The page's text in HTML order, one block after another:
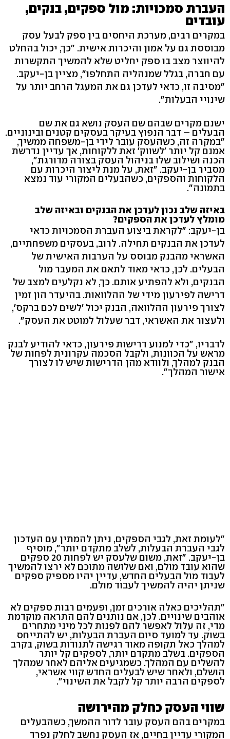
העברת סמכויות: מול ספקים, בנקים,
עובדים
במקרים רבים, מערכת היחסים בין ספק לבעל עסק
מבוססת גם על אמון והיכרות אישית. "כך, יכול בהחלט
להיווצר מצב בו ספק יחליט שלא להמשיך התקשרות
עם חברה, בגלל שמנהליה התחלפו", מציין בן-יעקב.
"מסיבה זו, כדאי לעדכן גם את המעגל הרחב יותר על
שינויי הבעלות".
ישנם מקרים שבהם שם העסק נושא גם את שם
הבעלים – דבר הנפוץ בעיקר בעסקים קטנים ובינוניים.
"במקרה זה, כשהעסק עובר לידי בן-משפחה ממשיך,
אמנם קל יותר 'לשווק' זאת ללקוחות, אך עדיין נדרשת
הכנה ושילוב שלו בניהול העסק בצורה מדורגת",
מסביר בן-יעקב. "זאת, על מנת ליצור היכרות עם
הלקוחות והספקים, כשהבעלים המקורי עוד נמצא
בתמונה".
באיזה שלב נכון לעדכן את הבנקים ובאיזה שלב
מומלץ לעדכן את הספקים?
בן-יעקב: "לקראת ביצוע העברת הסמכויות כדאי
לעדכן את הבנקים תחילה. לרוב, בעסקים משפחתיים,
האשראי מהבנק מבוסס על הערבות האישית של
הבעלים. לכן, כדאי מאוד לתאם את המעבר מול
הבנקים, ולא להפתיע אותם. כך, לא נקלעים למצב של
דרישה לפירעון מידי של ההלוואות. בהיעדר הון זמין
לצורך פירעון ההלוואה, הבנק יכול 'לשים לכם ברקס',
ולעצור את האשראי, דבר שעלול למוטט את העסק".
לדבריו, "כדי למנוע דרישות פירעון, כדאי להודיע לבנק
מראש על הכוונות, ולקבל הסכמה עקרונית לפחות של
הבנק למהלך, ולוודא מהן הדרישות שיש לו לצורך
אישור המהלך".
"לעומת זאת, לגבי הספקים, ניתן להמתין עם העדכון
לגבי העברת הבעלות, לשלב מתקדם יותר", מוסיף
בן-יעקב. "זאת, משום שלעסק יש לפחות 20 ספקים
שהוא עובד מולם, ואם שלושה מתוכם לא ירצו להמשיך
לעבוד מול הבעלים החדש, עדיין יהיו מספיק ספקים
שניתן יהיה להמשיך לעבוד מולם.
"תהליכים כאלה אורכים זמן, ופעמים רבות ספקים לא
אוהבים שינויים. לכן, אם נותנים להם התראה מוקדמת
מדי, זה עלול לאפשר להם לפנות לכל מיני מתחרים
בשוק. עד למועד סיום העברת הבעלות, יש להתייחס
למהלך כאל תקופה מאוד רגישה לתנודות בשוק, בקרב
הספקים. בשלב מתקדם יותר, לספקים קל יותר
להשלים עם המהלך. כשמגיעים אליהם לאחר שמהלך
הושלם, ולאחר שיש לבעלים החדש קווי אשראי,
לספקים הרבה יותר קל לקבל את השינוי".
שווי העסק כחלק מהירושה
במקרים בהם העסק עובר לדור ההמשך, כשהבעלים
המקורי עדיין בחיים, אז העסק נחשב לחלק נפרד